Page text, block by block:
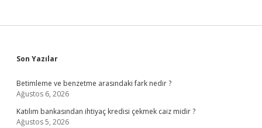
Sidebar
Son Yazılar
Betimleme ve benzetme arasındaki fark nedir ?
Ağustos 6, 2026
Katılım bankasından ihtiyaç kredisi çekmek caiz midir ?
Ağustos 5, 2026